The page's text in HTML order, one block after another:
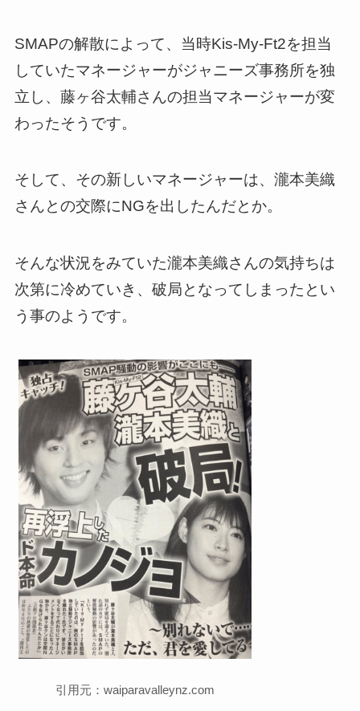
SMAPの解散によって、当時Kis-My-Ft2を担当
していたマネージャーがジャニーズ事務所を独
立し、藤ヶ谷太輔さんの担当マネージャーが変
わったそうです。
そして、その新しいマネージャーは、瀧本美織
さんとの交際にNGを出したんだとか。
そんな状況をみていた瀧本美織さんの気持ちは
次第に冷めていき、破局となってしまったとい
う事のようです。
引用元：waiparavalleynz.com